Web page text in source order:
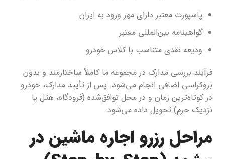
پاسپورت معتبر دارای مهر ورود به ایران
گواهینامه بین‌المللی معتبر
ودیعه نقدی متناسب با کلاس خودرو
فرآیند بررسی مدارک در مجموعه ما کاملاً ساختارمند و بدون
بروکراسی اضافی انجام می‌شود. پس از تأیید مدارک، خودرو
در کوتاه‌ترین زمان و در محل توافق‌شده (فرودگاه، هتل یا
نزدیک حرم) تحویل داده می‌شود.
مراحل رزرو اجاره ماشین در